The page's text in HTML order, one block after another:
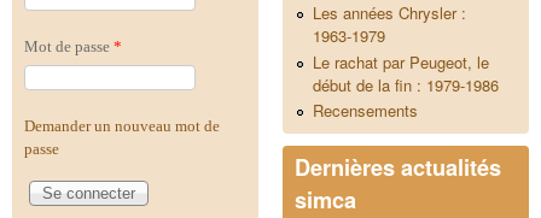
Mot de passe *
Demander un nouveau mot de
passe
Les années Chrysler :
1963-1979
Le rachat par Peugeot, le
début de la fin : 1979-1986
Recensements
Dernières actualités
simca